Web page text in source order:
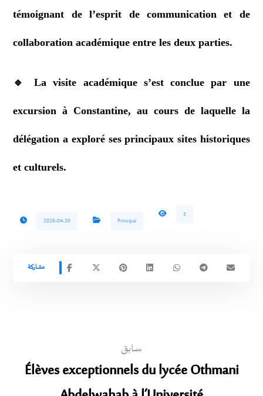
témoignant de l’esprit de communication et de
collaboration académique entre les deux parties.
🔹 La visite académique s’est conclue par une
excursion à Constantine, au cours de laquelle la
délégation a exploré ses principaux sites historiques
et culturels.
2026-04-30 Principal
3
سابق
Élèves exceptionnels du lycée Othmani